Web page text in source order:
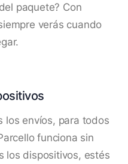
paquete? Con
verás cuando
los envíos, para todos
funciona sin
los dispositivos, estés